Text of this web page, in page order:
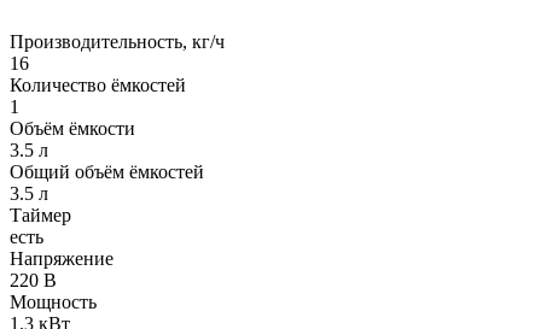
Производительность, кг/ч
16
Количество ёмкостей
1
Объём ёмкости
3.5 л
Общий объём ёмкостей
3.5 л
Таймер
есть
Напряжение
220 В
Мощность
1.3 кВт